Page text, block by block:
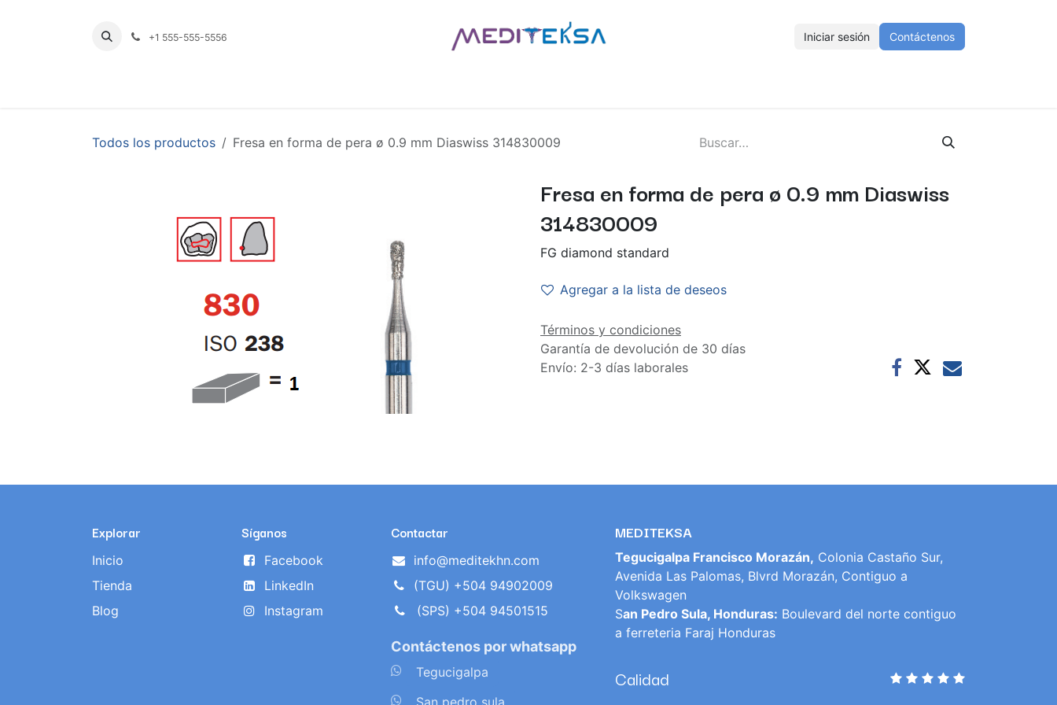
+1 555-555-5556 Iniciar sesión Contáctenos
Todos los productos Fresa en forma de pera ø 0.9 mm Diaswiss 314830009
Fresa en forma de pera ø 0.9 mm Diaswiss
314830009
FG diamond standard
Agregar a la lista de deseos
Términos y condiciones
Garantía de devolución de 30 días
Envío: 2-3 días laborales
Explorar
Inicio
Tienda
Blog
Síganos
Facebook
LinkedIn
Instagram
Contactar
info@meditekhn.com
(TGU) +504 94902009
(SPS) +504 94501515
Contáctenos por whatsapp
Tegucigalpa
San pedro sula
MEDITEKSA
Tegucigalpa Francisco Morazán, Colonia Castaño Sur,
Avenida Las Palomas, Blvrd Morazán, Contiguo a
Volkswagen
San Pedro Sula, Honduras: Boulevard del norte contiguo
a ferreteria Faraj Honduras
Calidad